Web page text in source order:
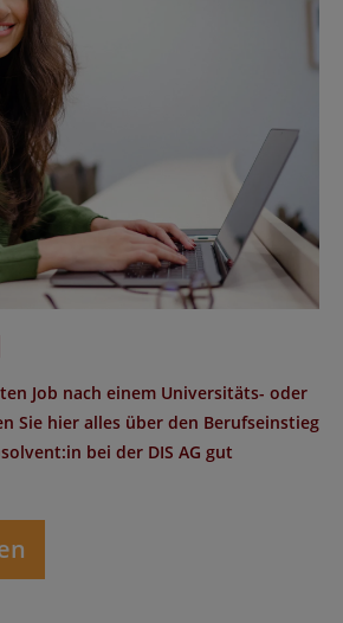
Job nach einem Universitäts- oder
Sie hier alles über den Berufseinstieg
bei der DIS AG gut